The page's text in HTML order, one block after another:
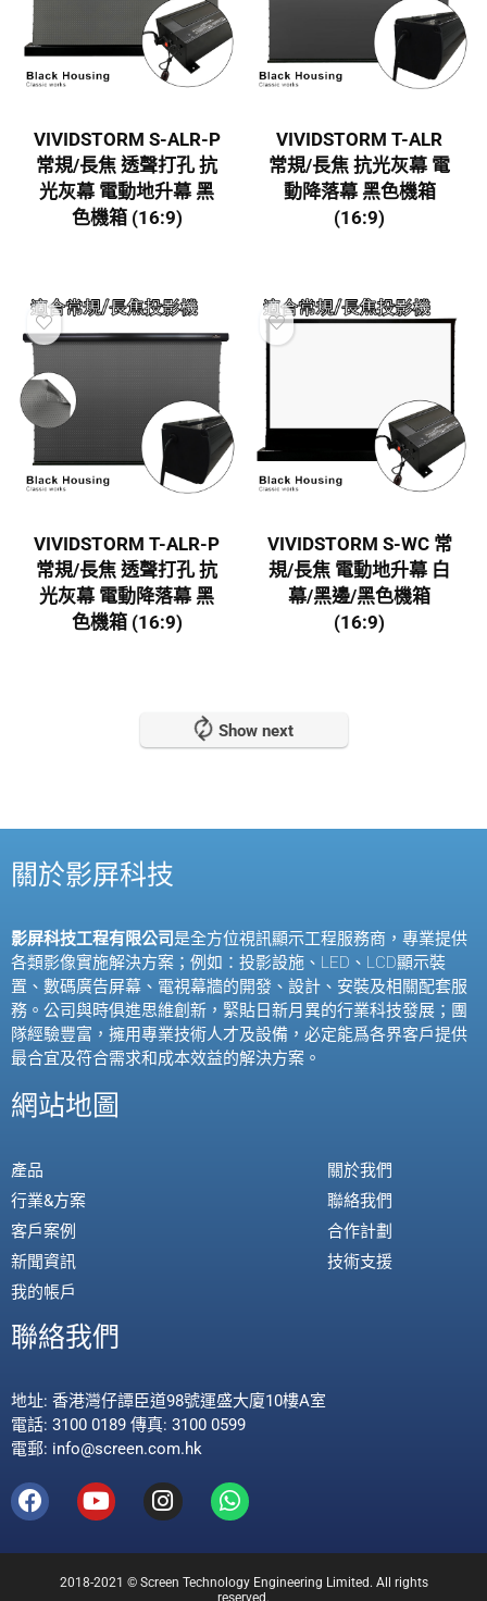
VIVIDSTORM S-ALR-P
常規/長焦 透聲打孔 抗
光灰幕 電動地升幕 黑
色機箱 (16:9)
VIVIDSTORM T-ALR
常規/長焦 抗光灰幕 電
動降落幕 黑色機箱
(16:9)
VIVIDSTORM T-ALR-P
常規/長焦 透聲打孔 抗
光灰幕 電動降落幕 黑
色機箱 (16:9)
VIVIDSTORM S-WC 常
規/長焦 電動地升幕 白
幕/黑邊/黑色機箱
(16:9)
Show next
關於影屏科技
影屏科技工程有限公司是全方位視訊顯示工程服務商，專業提供
各類影像實施解決方案；例如：投影設施、 LED 、 LCD顯示裝
置、數碼廣告屏幕、電視幕牆的開發、設計、安裝及相關配套服
務。公司與時俱進思維創新，緊貼日新月異的行業科技發展；團
隊經驗豐富，擁用專業技術人才及設備，必定能爲各界客戶提供
最合宜及符合需求和成本效益的解決方案。
網站地圖
產品
行業&方案
客戶案例
新聞資訊
我的帳戶
關於我們
聯絡我們
合作計劃
技術支援
聯絡我們
地址: 香港灣仔譚臣道98號運盛大廈10樓A室
電話: 3100 0189 傳真: 3100 0599
電郵: info@screen.com.hk
2018-2021 © Screen Technology Engineering Limited. All rights
reserved.